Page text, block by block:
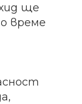
ще
време